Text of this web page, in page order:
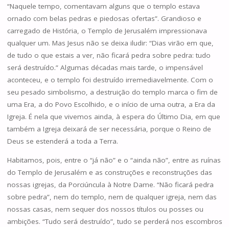
“Naquele tempo, comentavam alguns que o templo estava
ornado com belas pedras e piedosas ofertas”. Grandioso e
carregado de História, o Templo de Jerusalém impressionava
qualquer um. Mas Jesus não se deixa iludir: “Dias virão em que,
de tudo o que estais a ver, não ficará pedra sobre pedra: tudo
será destruído.” Algumas décadas mais tarde, o impensável
aconteceu, e o templo foi destruído irremediavelmente. Com o
seu pesado simbolismo, a destruição do templo marca o fim de
uma Era, a do Povo Escolhido, e o início de uma outra, a Era da
Igreja. É nela que vivemos ainda, à espera do Último Dia, em que
também a Igreja deixará de ser necessária, porque o Reino de
Deus se estenderá a toda a Terra.
Habitamos, pois, entre o “já não” e o “ainda não”, entre as ruínas
do Templo de Jerusalém e as construções e reconstruções das
nossas igrejas, da Porciúncula à Notre Dame. “Não ficará pedra
sobre pedra”, nem do templo, nem de qualquer igreja, nem das
nossas casas, nem sequer dos nossos títulos ou posses ou
ambições. “Tudo será destruído”, tudo se perderá nos escombros